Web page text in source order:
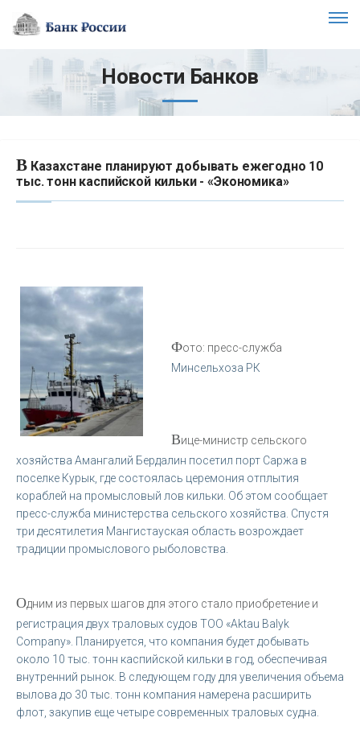
Новости Банков
ВКазахстане планируют добывать ежегодно 10
тыс. тонн каспийской кильки - «Экономика»
Фото: пресс-служба
Минсельхоза РК
Вице-министр сельского
хозяйства Амангалий Бердалин посетил порт Саржа в
поселке Курык, где состоялась церемония отплытия
кораблей на промысловый лов кильки. Об этом сообщает
пресс-служба министерства сельского хозяйства. Спустя
три десятилетия Мангистауская область возрождает
традиции промыслового рыболовства.
Одним из первых шагов для этого стало приобретение и
регистрация двух траловых судов ТОО «Aktau Balyk
Company». Планируется, что компания будет добывать
около 10 тыс. тонн каспийской кильки в год, обеспечивая
внутренний рынок. В следующем году для увеличения объема
вылова до 30 тыс. тонн компания намерена расширить
флот, закупив еще четыре современных траловых судна.